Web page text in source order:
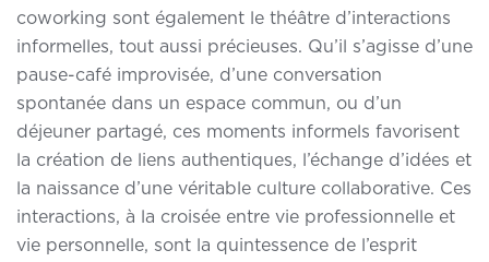
coworking sont également le théâtre d’interactions
informelles, tout aussi précieuses. Qu’il s’agisse d’une
pause-café improvisée, d’une conversation
spontanée dans un espace commun, ou d’un
déjeuner partagé, ces moments informels favorisent
la création de liens authentiques, l’échange d’idées et
la naissance d’une véritable culture collaborative. Ces
interactions, à la croisée entre vie professionnelle et
vie personnelle, sont la quintessence de l’esprit